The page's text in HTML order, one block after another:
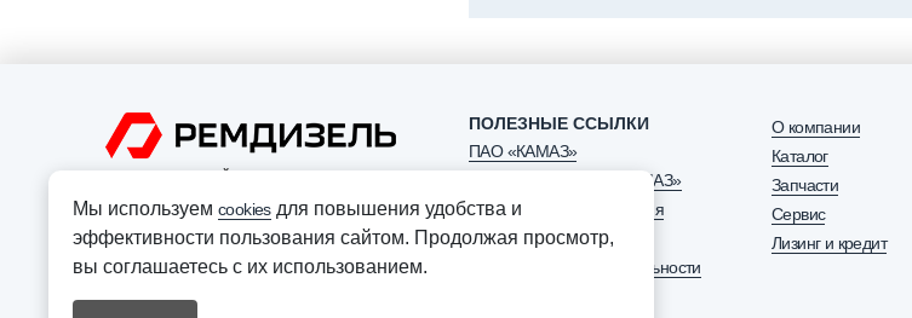
Мы используем cookiesдля повышения удобства и
эффективности пользования сайтом. Продолжая просмотр,
вы соглашаетесь с их использованием.
ПОЛЕЗНЫЕ ССЫЛКИ
ПАО «КАМАЗ»
ООО «Автозапчасть КАМАЗ»
АО «Лизинговая компания
«КАМАЗ»
Политика конфиденциальности
О компании
Каталог
Запчасти
Сервис
Лизинг и кредит